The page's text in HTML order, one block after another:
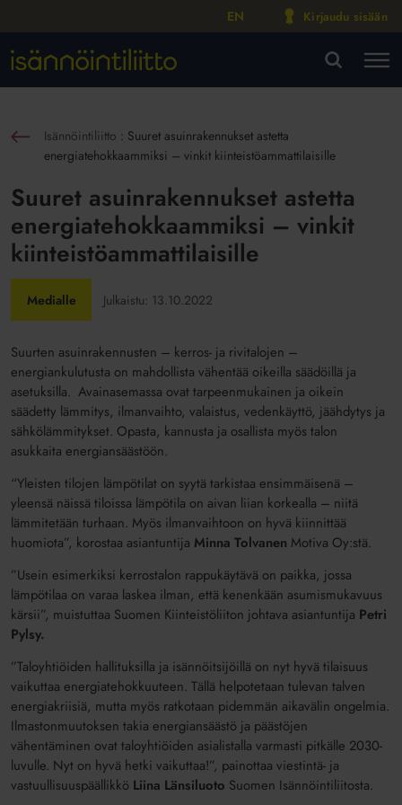
EN Kirjaudu sisään
Isännöintiliitto : Suuret asuinrakennukset astetta
energiatehokkaammiksi – vinkit kiinteistöammattilaisille
Suuret asuinrakennukset astetta
energiatehokkaammiksi – vinkit
kiinteistöammattilaisille
Medialle Julkaistu: 13.10.2022
Suurten asuinrakennusten – kerros- ja rivitalojen –
energiankulutusta on mahdollista vähentää oikeilla säädöillä ja
asetuksilla. Avainasemassa ovat tarpeenmukainen ja oikein
säädetty lämmitys, ilmanvaihto, valaistus, vedenkäyttö, jäähdytys ja
sähkölämmitykset. Opasta, kannusta ja osallista myös talon
asukkaita energiansäästöön.
“Yleisten tilojen lämpötilat on syytä tarkistaa ensimmäisenä –
yleensä näissä tiloissa lämpötila on aivan liian korkealla – niitä
lämmitetään turhaan. Myös ilmanvaihtoon on hyvä kiinnittää
huomiota”, korostaa asiantuntija Minna Tolvanen Motiva Oy:stä.
”Usein esimerkiksi kerrostalon rappukäytävä on paikka, jossa
lämpötilaa on varaa laskea ilman, että kenenkään asumismukavuus
kärsii”, muistuttaa Suomen Kiinteistöliiton johtava asiantuntija Petri
Pylsy.
”Taloyhtiöiden hallituksilla ja isännöitsijöillä on nyt hyvä tilaisuus
vaikuttaa energiatehokkuuteen. Tällä helpotetaan tulevan talven
energiakriisiä, mutta myös ratkotaan pidemmän aikavälin ongelmia.
Ilmastonmuutoksen takia energiansäästö ja päästöjen
vähentäminen ovat taloyhtiöiden asialistalla varmasti pitkälle 2030-
luvulle. Nyt on hyvä hetki vaikuttaa!”, painottaa viestintä- ja
vastuullisuuspäällikkö Liina Länsiluoto Suomen Isännöintiliitosta.